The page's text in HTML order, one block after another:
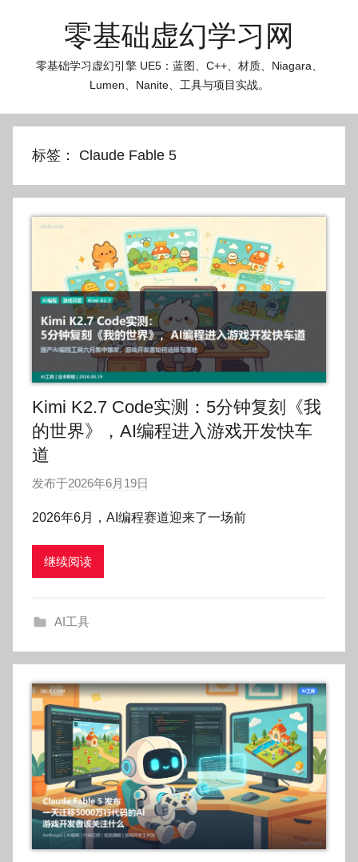
零基础虚幻学习网
零基础学习虚幻引擎 UE5：蓝图、C++、材质、Niagara、
Lumen、Nanite、工具与项目实战。
标签： Claude Fable 5
Kimi K2.7 Code实测：5分钟复刻《我
的世界》，AI编程进入游戏开发快车
道
发布于2026年6月19日
:
o
o
2026年6月，AI编程赛道迎来了一场前
继续阅读
AI工具